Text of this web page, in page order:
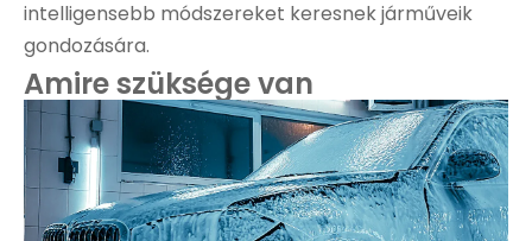
intelligensebb módszereket keresnek járműveik
gondozására.
Amire szüksége van